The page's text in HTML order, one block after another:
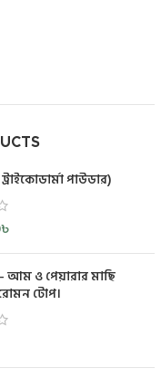
পাউডার)
৳
ও পেয়ারার মাছি
টোপ।